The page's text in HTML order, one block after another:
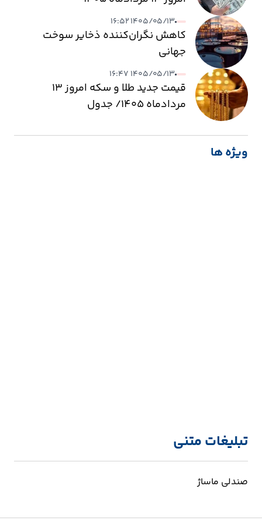
۱۴۰۵/۰۵/۱۳ ۱۶:۵۲
کاهش نگران‌کننده ذخایر سوخت
جهانی
۱۴۰۵/۰۵/۱۳ ۱۶:۴۷
قیمت جدید طلا و سکه امروز ۱۳
مردادماه ۱۴۰۵/ جدول
ویژه ها
تبلیغات متنی
صندلی ماساژ